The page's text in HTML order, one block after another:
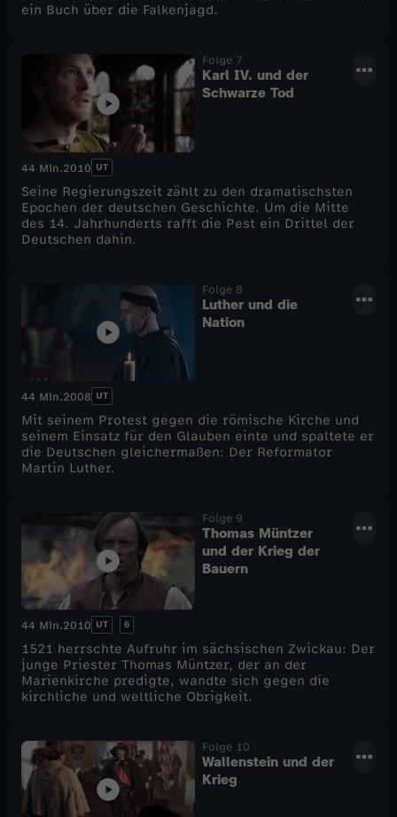
ein Buch über die Falkenjagd.
Folge 7
Karl IV. und der
Schwarze Tod
44 Min.2010 UT
Seine Regierungszeit zählt zu den dramatischsten
Epochen der deutschen Geschichte. Um die Mitte
des 14. Jahrhunderts rafft die Pest ein Drittel der
Deutschen dahin.
Folge 8
Luther und die
Nation
44 Min.2008 UT
Mit seinem Protest gegen die römische Kirche und
seinem Einsatz für den Glauben einte und spaltete er
die Deutschen gleichermaßen: Der Reformator
Martin Luther.
Folge 9
Thomas Müntzer
und der Krieg der
Bauern
44 Min.2010 UT 6
1521 herrschte Aufruhr im sächsischen Zwickau: Der
junge Priester Thomas Müntzer, der an der
Marienkirche predigte, wandte sich gegen die
kirchliche und weltliche Obrigkeit.
Folge 10
Wallenstein und der
Krieg